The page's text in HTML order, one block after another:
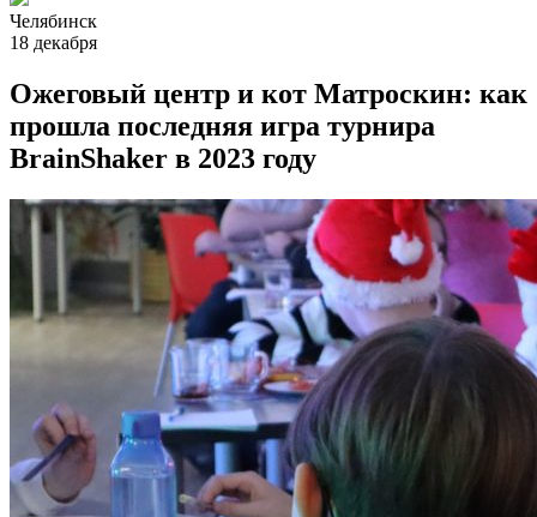
Челябинск
18 декабря
Ожеговый центр и кот Матроскин: как
прошла последняя игра турнира
BrainShaker в 2023 году